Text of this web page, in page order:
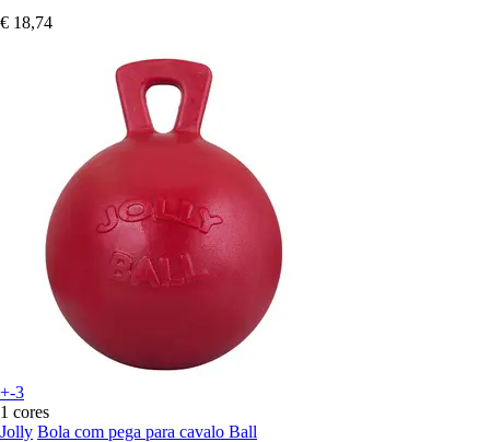
€ 18,74
+-3
1 cores
Jolly Bola com pega para cavalo Ball